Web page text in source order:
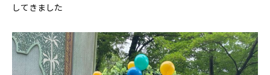
してきました